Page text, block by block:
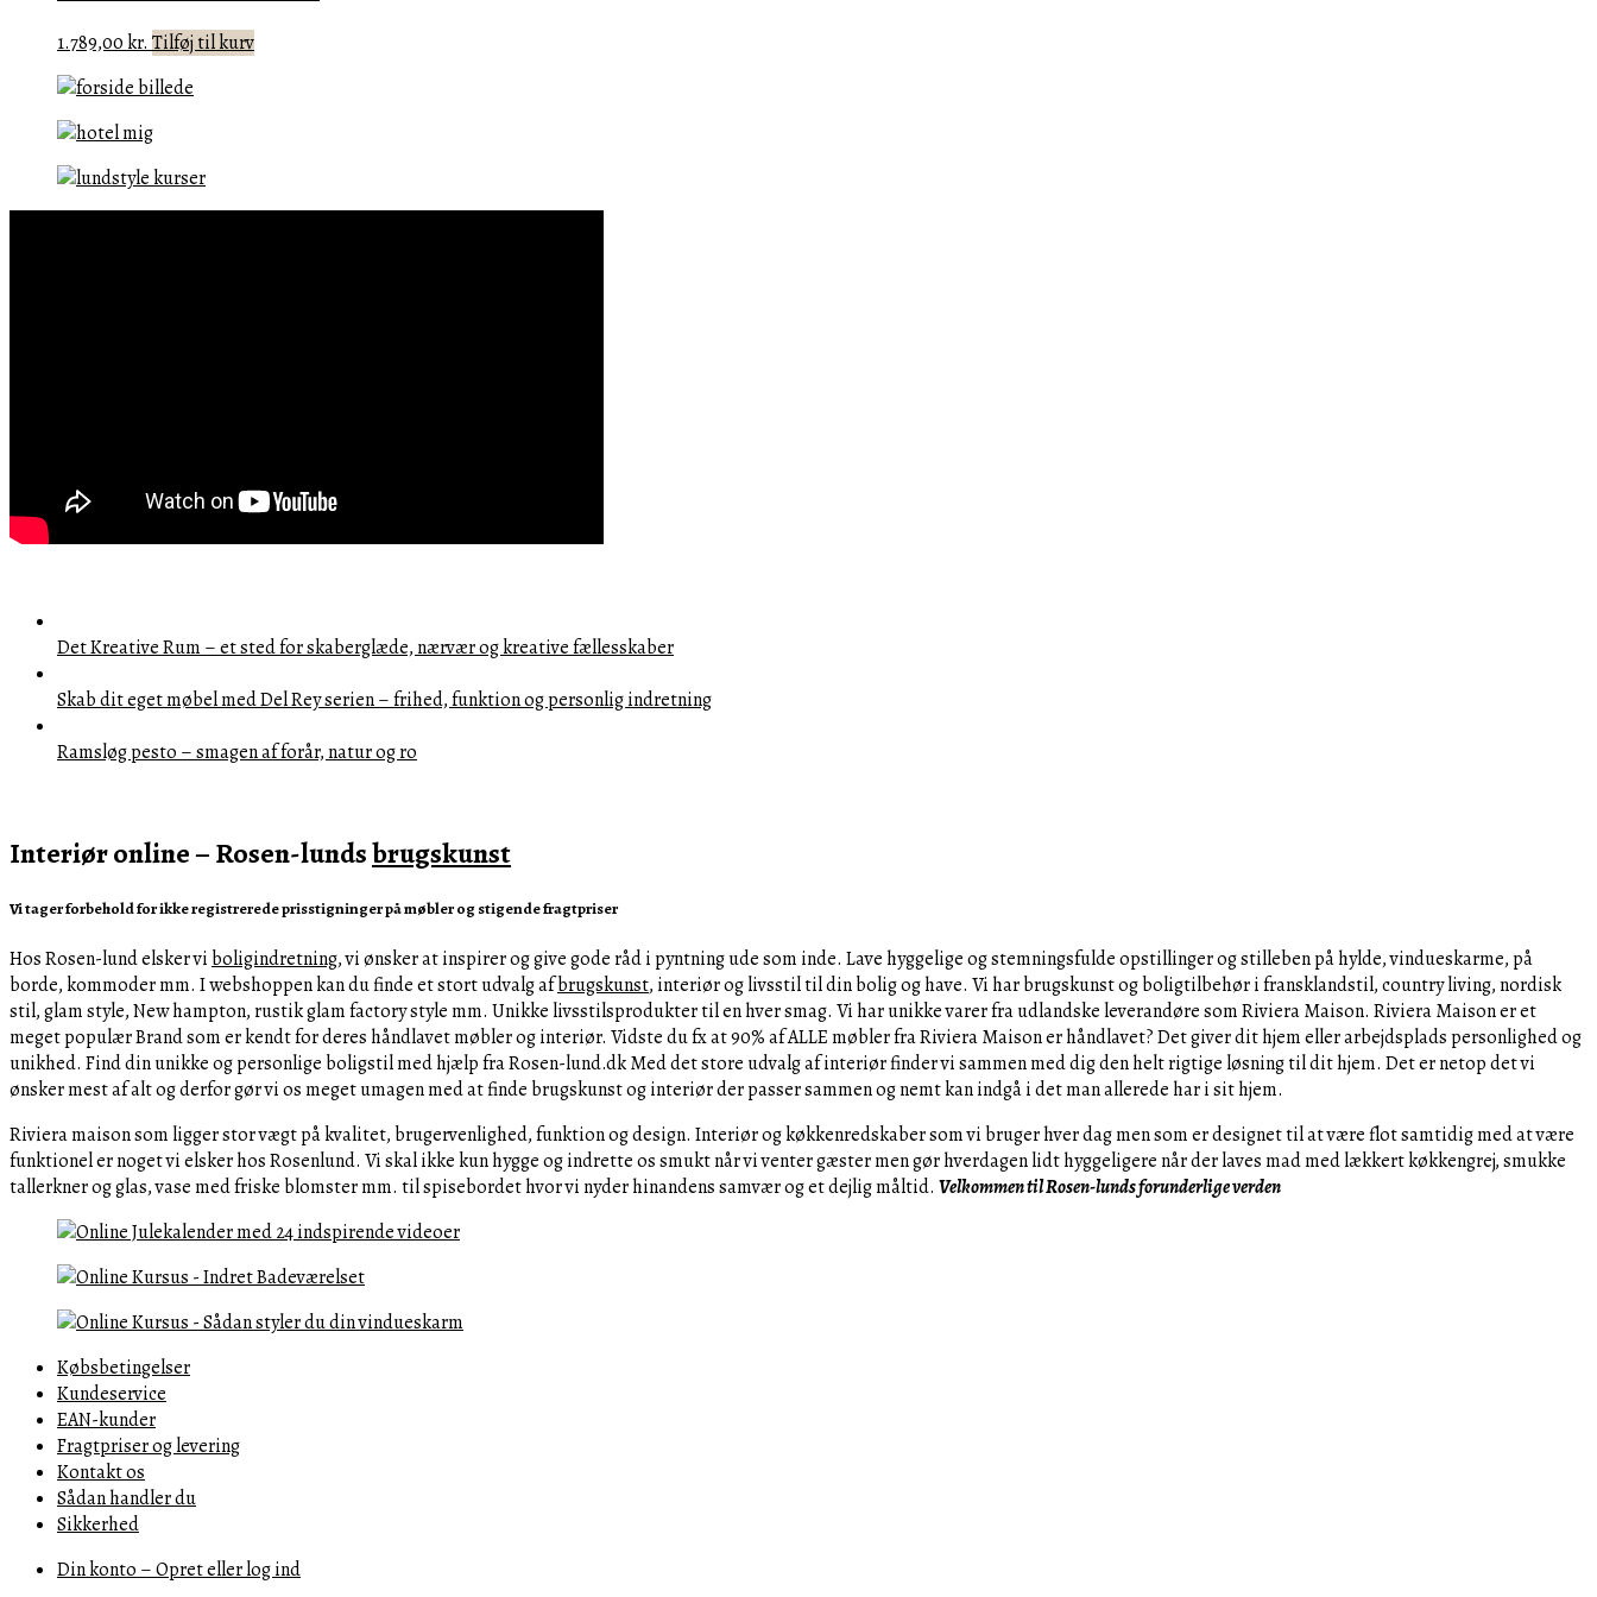
1.789,00kr. Tilføj til kurv
Det Kreative Rum – et sted for skaberglæde, nærvær og kreative fællesskaber
Skab dit eget møbel med Del Rey serien – frihed, funktion og personlig indretning
Ramsløg pesto – smagen af forår, natur og ro
Interiør online – Rosen-lundsbrugskunst
Vi tager forbehold for ikke registrerede prisstigninger på møbler og stigende fragtpriser
Hos Rosen-lund elsker viboligindretning, vi ønsker at inspirer og give gode råd i pyntning ude som inde. Lave hyggelige og stemningsfulde opstillinger og stilleben på hylde, vindueskarme, på
borde, kommoder mm. I webshoppen kan du finde et stort udvalg afbrugskunst, interiør og livsstil til din bolig og have. Vi har brugskunst og boligtilbehør i fransklandstil, country living, nordisk
stil, glam style, New hampton, rustik glam factory style mm. Unikke livsstilsprodukter til en hver smag. Vi har unikke varer fra udlandske leverandøre som Riviera Maison. Riviera Maison er et
meget populær Brand som er kendt for deres håndlavet møbler og interiør. Vidste du fx at 90% af ALLE møbler fra Riviera Maison er håndlavet? Det giver dit hjem eller arbejdsplads personlighed og
unikhed. Find din unikke og personlige boligstil med hjælp fra Rosen-lund.dk Med det store udvalg af interiør finder vi sammen med dig den helt rigtige løsning til dit hjem. Det er netop det vi
ønsker mest af alt og derfor gør vi os meget umagen med at finde brugskunst og interiør der passer sammen og nemt kan indgå i det man allerede har i sit hjem.
Riviera maison som ligger stor vægt på kvalitet, brugervenlighed, funktion og design. Interiør og køkkenredskaber som vi bruger hver dag men som er designet til at være flot samtidig med at være
funktionel er noget vi elsker hos Rosenlund. Vi skal ikke kun hygge og indrette os smukt når vi venter gæster men gør hverdagen lidt hyggeligere når der laves mad med lækkert køkkengrej, smukke
tallerkner og glas, vase med friske blomster mm. til spisebordet hvor vi nyder hinandens samvær og et dejlig måltid. Velkommen til Rosen-lunds forunderlige verden
Købsbetingelser
Kundeservice
EAN-kunder
Fragtpriser og levering
Kontakt os
Sådan handler du
Sikkerhed
Din konto – Opret eller log ind